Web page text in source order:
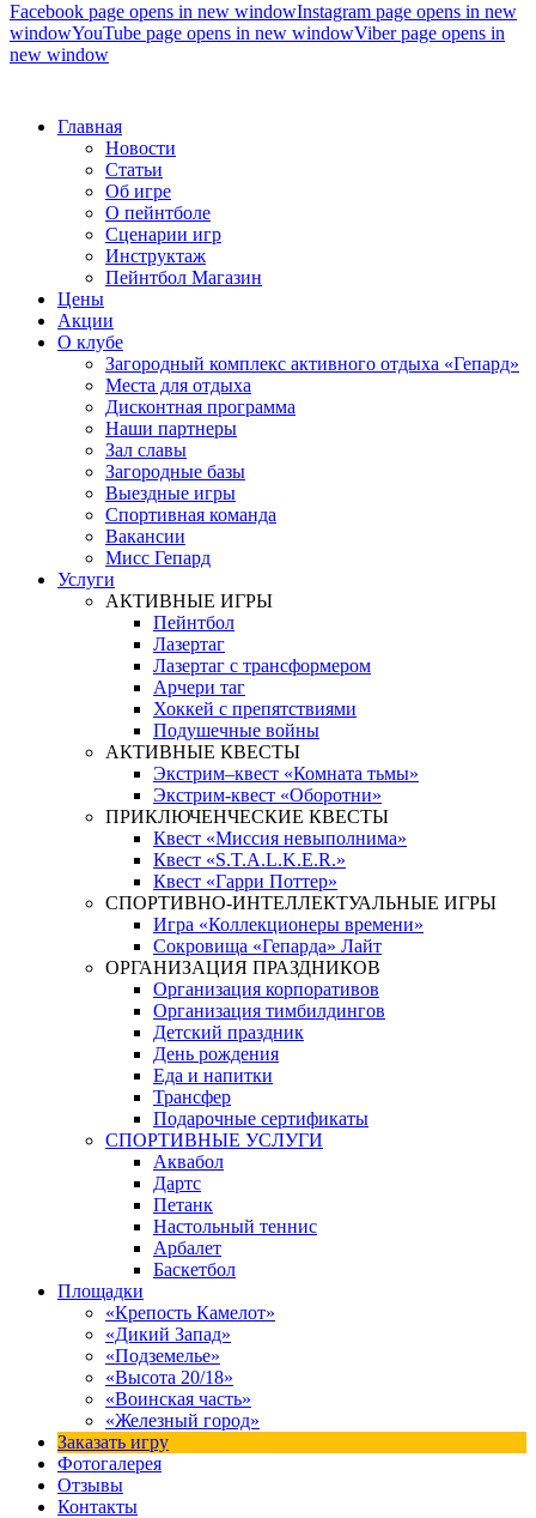
Facebook page opens in new windowInstagram page opens in new
windowYouTube page opens in new windowViber page opens in
new window
Главная
Новости
Статьи
Об игре
О пейнтболе
Сценарии игр
Инструктаж
Пейнтбол Магазин
Цены
Акции
О клубе
Загородный комплекс активного отдыха «Гепард»
Места для отдыха
Дисконтная программа
Наши партнеры
Зал славы
Загородные базы
Выездные игры
Спортивная команда
Вакансии
Мисс Гепард
Услуги
АКТИВНЫЕ ИГРЫ
Пейнтбол
Лазертаг
Лазертаг с трансформером
Арчери таг
Хоккей с препятствиями
Подушечные войны
АКТИВНЫЕ КВЕСТЫ
Экстрим–квест «Комната тьмы»
Экстрим-квест «Оборотни»
ПРИКЛЮЧЕНЧЕСКИЕ КВЕСТЫ
Квест «Миссия невыполнима»
Квест «S.T.A.L.K.E.R.»
Квест «Гарри Поттер»
СПОРТИВНО-ИНТЕЛЛЕКТУАЛЬНЫЕ ИГРЫ
Игра «Коллекционеры времени»
Сокровища «Гепарда» Лайт
ОРГАНИЗАЦИЯ ПРАЗДНИКОВ
Организация корпоративов
Организация тимбилдингов
Детский праздник
День рождения
Еда и напитки
Трансфер
Подарочные сертификаты
СПОРТИВНЫЕ УСЛУГИ
Аквабол
Дартс
Петанк
Настольный теннис
Арбалет
Баскетбол
Площадки
«Крепость Камелот»
«Дикий Запад»
«Подземелье»
«Высота 20/18»
«Воинская часть»
«Железный город»
Заказать игру
Фотогалерея
Отзывы
Контакты